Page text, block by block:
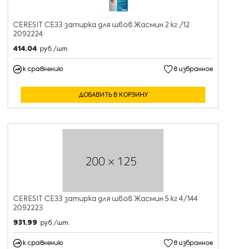
CERESIT CE33 затирка для швов Жасмин 2 кг./12
2092224
414.04 руб./шт.
к сравнению в избранное
ДОБАВИТЬ В КОРЗИНУ
CERESIT CE33 затирка для швов Жасмин 5 кг 4/144
2092223
931.99 руб./шт.
к сравнению в избранное